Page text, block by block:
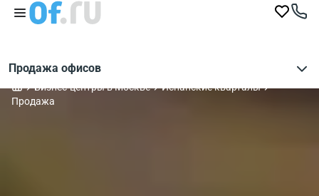
Продажа офисов
Бизнес-центры в Москве
Испанские кварталы
Продажа